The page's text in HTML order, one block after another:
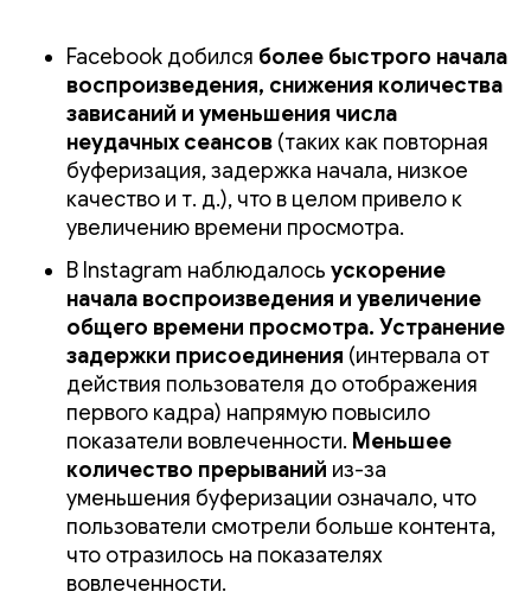
Facebook добился более быстрого начала
воспроизведения, снижения количества
зависаний и уменьшения числа
неудачных сеансов (таких как повторная
буферизация, задержка начала, низкое
качество и т. д.), что в целом привело к
увеличению времени просмотра.
В Instagram наблюдалось ускорение
начала воспроизведения и увеличение
общего времени просмотра. Устранение
задержки присоединения (интервала от
действия пользователя до отображения
первого кадра) напрямую повысило
показатели вовлеченности. Меньшее
количество прерываний из-за
уменьшения буферизации означало, что
пользователи смотрели больше контента,
что отразилось на показателях
вовлеченности.